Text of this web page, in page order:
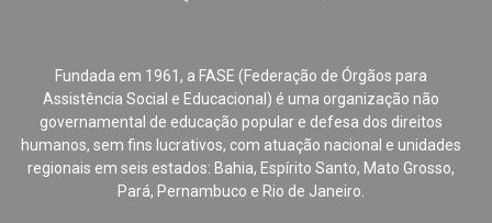
Fundada em 1961, a FASE (Federação de Órgãos para
Assistência Social e Educacional) é uma organização não
governamental de educação popular e defesa dos direitos
humanos, sem fins lucrativos, com atuação nacional e unidades
regionais em seis estados: Bahia, Espírito Santo, Mato Grosso,
Pará, Pernambuco e Rio de Janeiro.